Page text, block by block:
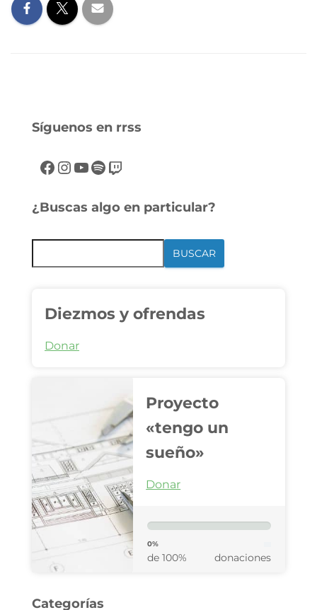
Síguenos en rrss
¿Buscas algo en particular?
BUSCAR
Diezmos y ofrendas
Donar
Proyecto
«tengo un
sueño»
Donar
0%
de 100% donaciones
Categorías